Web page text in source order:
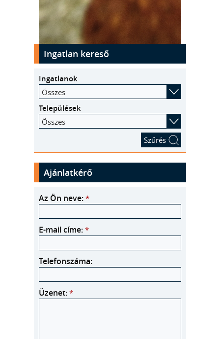
kinyit
Ingatlan kereső
Ingatlanok
Összes
Települések
Összes
Ajánlatkérő
Az Ön neve: *
E-mail címe: *
Telefonszáma:
Üzenet: *